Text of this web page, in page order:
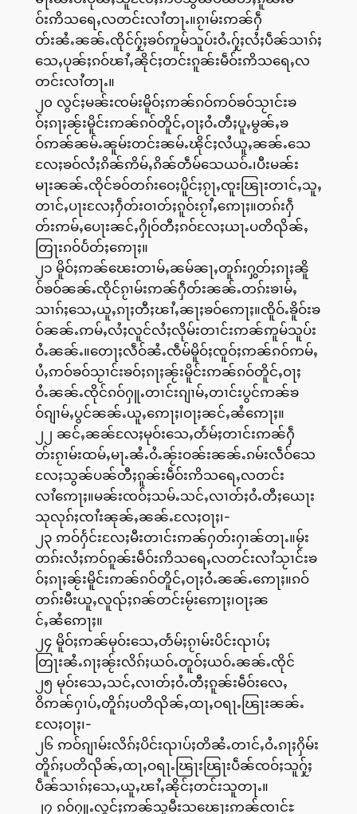
ဝ်းဢိသရေႇလတင်းလၢႆတႃႉ။ၵႂၢမ်းဢၼ်ႁဵ
တ်းၼႆႉၼၼ်ႉၸိုင်ႁႂ်ႈၶဝ်ဢူမ်သူပ်းဝႆႉႁႂ်ႈလႆႈပဵၼ်သၢၵ်ႈ
သေႇပုၼ်ႈၵဝ်ၽၢႆႇၼိုင်ႈတင်းၵူၼ်းမဵဝ်းဢိသရေႇလ
တင်းလၢႆတႃႉ။
၂၀ လွင်ႈမၼ်းၸမ်းမိူဝ်ႈဢၼ်ၵဝ်ဢဝ်ၶဝ်သႂၢင်းၶ
ဝ်ႈၵႃႈၼႂ်းမိူင်းဢၼ်ၵဝ်တိူင်ႇဝႃႈဝႆႉတီႈပူႇမွၼ်ႇၶ
ဝ်ဢၼ်ၼမ်ႉၼူမ်းတင်းၼမ်ႉၽိုင်ႈလႆယူႇၼၼ်ႉသေ
လႄႈၶဝ်လႆႈၵိၼ်ဢိမ်ႇၵိၼ်တဵမ်သေယဝ်ႉ၊ပီးမၼ်း
မႃးၼၼ်ႉၸိုင်ၶဝ်တၵ်းဝေႈပိူင်ႈၵႂႃႇၸူးၽြႃးတၢင်ႇသူႇ
တၢင်ႇပႃးလႄႈႁဵတ်းဝၢတ်ႈၵူဝ်းၵႂၢႆႇဢေႃႈ။တၵ်းႁဵ
တ်းဢမ်ႇပေႃးၼင်ႇႁိုဝ်တီႈၵဝ်လႄႈယႃႉပတိၺိၼ်ႇ
တြႃးၵဝ်ပႅတ်ႈဢေႃႈ။
၂၁ မိူဝ်ႈဢၼ်ၽေးတၢမ်ႇၼမ်ၼႃႇတူၵ်းႁွတ်ႈၵႃႈၼိူ
ဝ်ၶဝ်ၼၼ်ႉၸိုင်ၵႂၢမ်းဢၼ်ႁဵတ်းၼၼ်ႉတၵ်းၶၢမ်ႇ
သၢၵ်ႈသေႇယူႇၵႃႈတီႈၽၢႆႇၼႃႈၶဝ်ဢေႃႈ။ၸိူဝ်ႉၶိူဝ်းၶ
ဝ်ၼၼ်ႉဢမ်ႇလႆႈလူင်လႆႈလိုမ်းတၢင်းဢၼ်ဢူမ်သူပ်း
ဝႆႉၼၼ်ႉ။တေႃႈလဵဝ်ၼႆႉၸဵမ်မိူဝ်ႈၸူဝ်ႈဢၼ်ၵဝ်ဢမ်ႇ
ပႆႇဢဝ်ၶဝ်သႂၢင်းၶဝ်ႈၵႃႈၼႂ်းမိူင်းဢၼ်ၵဝ်တိူင်ႇဝႃႈ
ဝႆႉၼၼ်ႉၸိုင်ၵဝ်ႁူႉတၢင်းၵျၢမ်ႇတၢင်းပွင်ဢၼ်ၶ
ဝ်ၵျၢမ်ႇပွင်ၼၼ်ႉယူႇဢေႃႈ၊ဝႃႈၼင်ႇၼႆဢေႃႈ။
၂၂ ၼင်ႇၼၼ်လႄႈမုဝ်းသေႇတႅမ်ႈတၢင်းဢၼ်ႁဵ
တ်းၵႂၢမ်းထမ်ႇမႃႉၼႆႉဝႆႉၼႂ်းဝၼ်းၼၼ်ႉၵမ်းလဵဝ်သေ
လႄႈသွၼ်ပၼ်တီႈၵူၼ်းမဵဝ်းဢိသရေႇလတင်း
လၢႆဢေႃႈ။မၼ်းၸဝ်ႈသမ်ႉသင်ႇလၢတ်ႈဝႆႉတီႈယေႃး
သုလုၵ်ႈၸၢႆးၼုၼ်ႇၼၼ်ႉလႄႈဝႃႈ၊-
၂၃ ဢဝ်ႁႅင်းလႄႈမီးတၢင်းဢၼ်ႁတ်းႁၢၼ်တႃႉ။မႂ်း
တၵ်းလႆႈဢဝ်ၵူၼ်းမဵဝ်းဢိသရေႇလတင်းလၢႆသႂၢင်းၶ
ဝ်ႈၵႃႈၼႂ်းမိူင်းဢၼ်ၵဝ်တိူင်ႇဝႃႈဝႆႉၼၼ်ႉဢေႃႈ။ၵဝ်
တၵ်းမီးယူႇလူၺ်ႈၵၼ်တင်းမႂ်းဢေႃႈ၊ဝႃႈၼ
င်ႇၼႆဢေႃႈ။
၂၄ မိူဝ်ႈဢၼ်မုဝ်းသေႇတႅမ်ႈၵႂၢမ်းပိင်းၺၢပ်ႈ
တြႃးၼႆႉၵႃႈၼႂ်းလိၵ်ႈယဝ်ႉတူဝ်ႈယဝ်ႉၼၼ်ႉၸိုင်
၂၅ မုဝ်းသေႇသင်ႇလၢတ်ႈဝႆႉတီႈၵူၼ်းမဵဝ်းလေႇ
ဝိဢၼ်ႁၢပ်ႇတိူၵ်ႈပတိၺိၼ်ႇထႃႇဝရႃႉၽြႃးၼၼ်ႉ
လႄႈဝႃႈ၊-
၂၆ ဢဝ်ၵျၢမ်းလိၵ်ႈပိင်းၺၢပ်ႈတိၼႆႉတၢင်ႇဝႆႉၵႃႈႁိမ်း
တိူၵ်ႈပတိၺိၼ်ႇထႃႇဝရႃႉၽြႃးၽြႃးပဵၼ်ၸဝ်ႈသူႁႂ်ႈ
ပဵၼ်သၢၵ်ႈသေႇယူႇၽၢႆႇၼိုင်ႈတင်းသူတႃႉ။
၂၇ ၵဝ်ႁူႉလွင်ႈဢၼ်သူမီးသၽေႃးဢၼ်ၸၢင်ႊ